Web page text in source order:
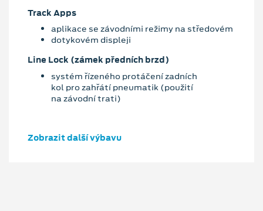
Track Apps
aplikace se závodními režimy na středovém
dotykovém displeji
Line Lock (zámek předních brzd)
systém řízeného protáčení zadních
kol pro zahřátí pneumatik (použití
na závodní trati)
Zobrazit další výbavu